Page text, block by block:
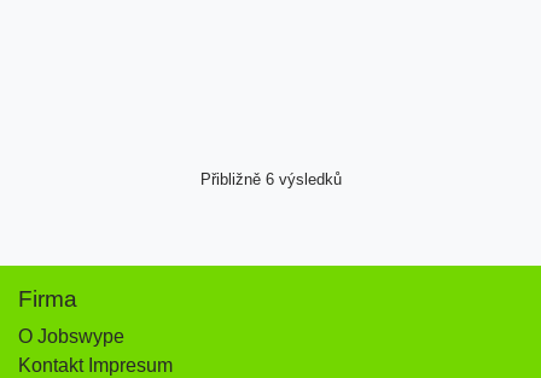
Přibližně 6 výsledků
Firma
O Jobswype
Kontakt Impresum